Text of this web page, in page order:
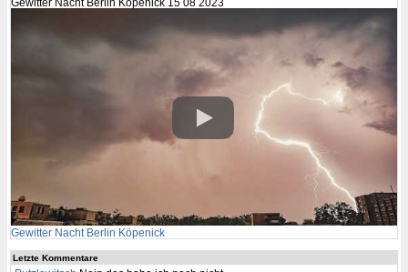
Gewitter Nacht Berlin Köpenick 15 08 2023
Gewitter Nacht Berlin Köpenick
Letzte Kommentare